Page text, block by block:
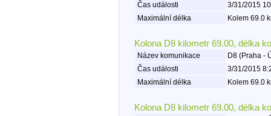
Čas události
3/31/2015
Maximální délka
Kolem 69.0
Kolona D8 kilometr 69.00, délka
Název komunikace
D8 (Praha -
Čas události
3/31/2015
Maximální délka
Kolem 69.0
Kolona D8 kilometr 69.00, délka